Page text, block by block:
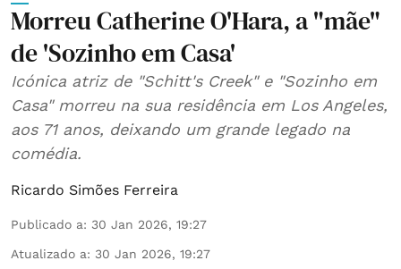
Morreu Catherine O'Hara, a "mãe"
de 'Sozinho em Casa'
Icónica atriz de "Schitt's Creek" e "Sozinho em
Casa" morreu na sua residência em Los Angeles,
aos 71 anos, deixando um grande legado na
comédia.
Ricardo Simões Ferreira
Publicado a: 30 Jan 2026, 19:27
Atualizado a: 30 Jan 2026, 19:27